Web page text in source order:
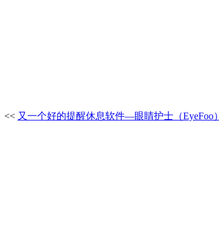
<< 又一个好的提醒休息软件—眼睛护士（EyeFoo）